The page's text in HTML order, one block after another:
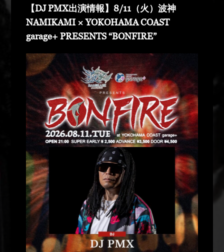
【DJ PMX出演情報】8/11（火）波神
NAMIKAMI × YOKOHAMA COAST
garage+ PRESENTS “BONFIRE”